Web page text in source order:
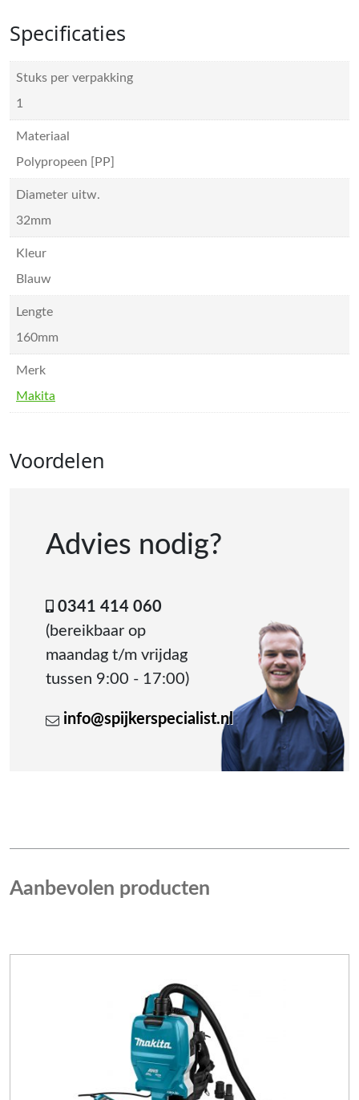
Specificaties
Stuks per verpakking
1
Materiaal
Polypropeen [PP]
Diameter uitw.
32mm
Kleur
Blauw
Lengte
160mm
Merk
Makita
Voordelen
Advies nodig?
0341 414 060
(bereikbaar op
maandag t/m vrijdag
tussen 9:00 - 17:00)
info@spijkerspecialist.nl
Aanbevolen producten